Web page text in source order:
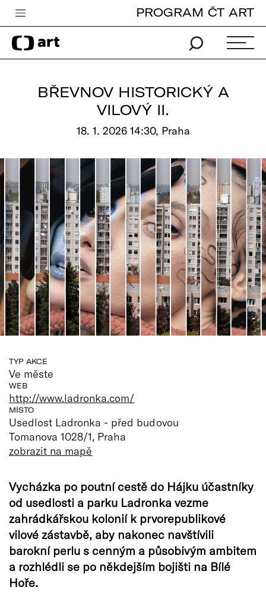
Česká televize
Zpravodajství
Vše o ČT
PROGRAM ČT ART
BŘEVNOV HISTORICKÝ A
VILOVÝ II.
18. 1. 2026 14:30, Praha
TYP AKCE
Ve měste
WEB
http://www.ladronka.com/
MÍSTO
Usedlost Ladronka - před budovou
Tomanova 1028/1, Praha
zobrazit na mapě
Vycházka po poutní cestě do Hájku účastníky
od usedlosti a parku Ladronka vezme
zahrádkářskou kolonií k prvorepublikové
vilové zástavbě, aby nakonec navštívili
barokní perlu s cenným a působivým ambitem
a rozhlédli se po někdejším bojišti na Bílé
Hoře.